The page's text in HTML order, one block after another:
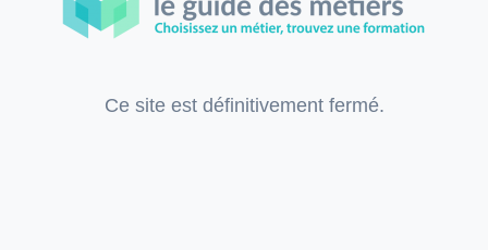
Ce site est définitivement fermé.